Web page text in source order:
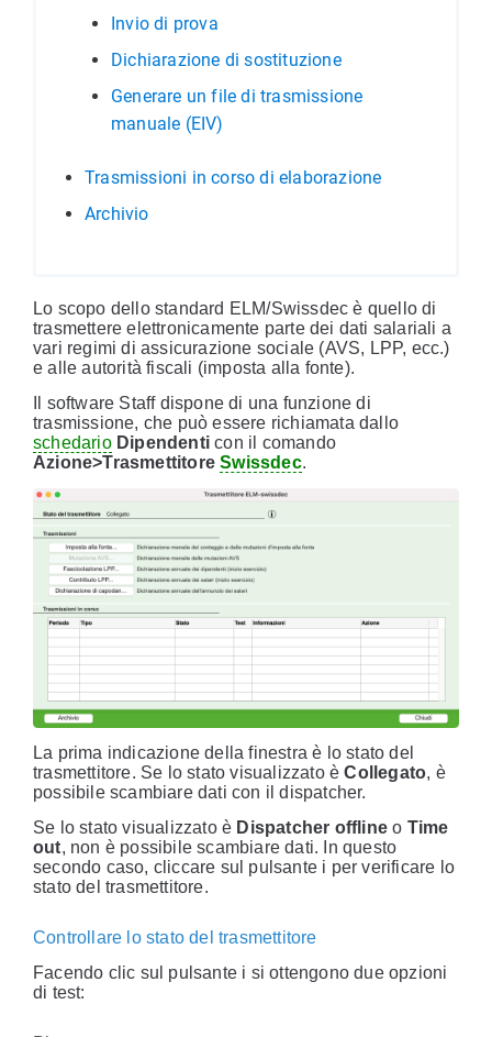
Invio di prova
Dichiarazione di sostituzione
Generare un file di trasmissione
manuale (EIV)
Trasmissioni in corso di elaborazione
Archivio
Lo scopo dello standard ELM/Swissdec è quello di
trasmettere elettronicamente parte dei dati salariali a
vari regimi di assicurazione sociale (AVS, LPP, ecc.)
e alle autorità fiscali (imposta alla fonte).
Il software Staff dispone di una funzione di
trasmissione, che può essere richiamata dallo
schedario Dipendenticon il comando
Azione>TrasmettitoreSwissdec.
La prima indicazione della finestra è lo stato del
trasmettitore. Se lo stato visualizzato èCollegato, è
possibile scambiare dati con il dispatcher.
Se lo stato visualizzato è Dispatcher offlineo Time
out, non è possibile scambiare dati. In questo
secondo caso, cliccare sul pulsante i per verificare lo
stato del trasmettitore.
Controllare lo stato del trasmettitore
Facendo clic sul pulsante i si ottengono due opzioni
di test: